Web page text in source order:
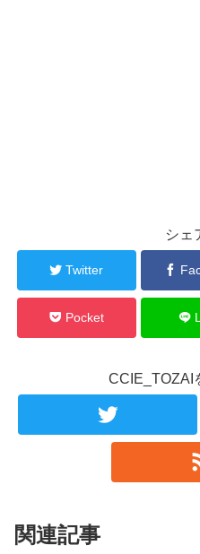
シェ
Twitter
Pocket
CCIE_TOZAI
関連記事